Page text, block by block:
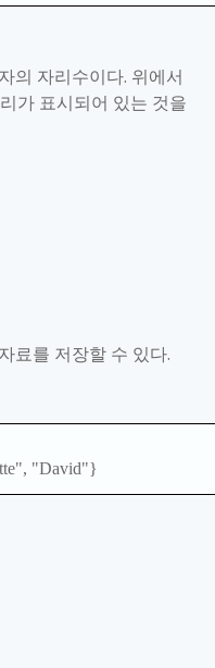
의 자리수이다. 위에서
가 표시되어 있는 것을
료를 저장할 수 있다.
"David"}